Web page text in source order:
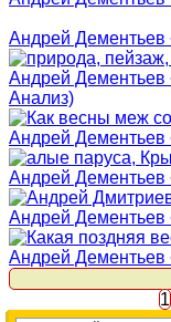
Андрей Дементьев
Андрей Дементьев
Анализ)
Андрей Дементьев
Андрей Дементьев
Андрей Дементьев
Андрей Дементьев
1